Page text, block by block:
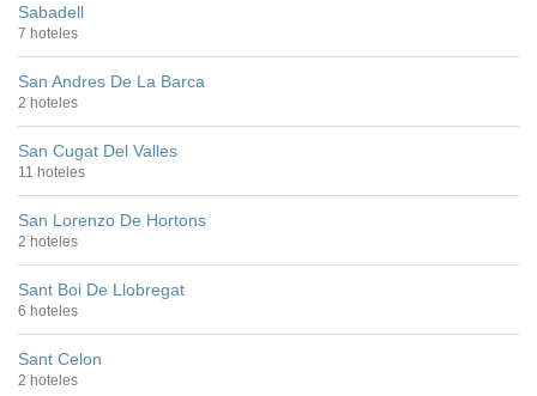
Sabadell
7 hoteles
San Andres De La Barca
2 hoteles
San Cugat Del Valles
11 hoteles
San Lorenzo De Hortons
2 hoteles
Sant Boi De Llobregat
6 hoteles
Sant Celon
2 hoteles